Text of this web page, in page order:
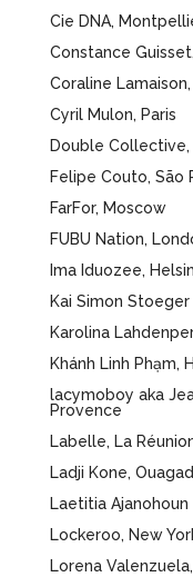
Cie DNA,
Constance
Coraline
Cyril Mulon, Paris
Double
Felipe Couto, São
FarFor, Moscow
FUBU Nation,
Ima Iduozee,
Kai Simon Stoeger
Karolina
Khánh Linh Phạm,
lacymoboy aka
Provence
Labelle, La
Ladji Kone,
Laetitia Ajanohoun
Lockeroo, New
Lorena